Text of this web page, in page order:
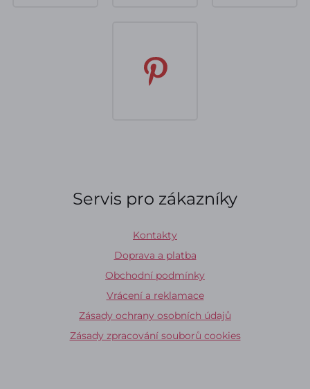
Servis pro zákazníky
Kontakty
Doprava a platba
Obchodní podmínky
Vrácení a reklamace
Zásady ochrany osobních údajů
Zásady zpracování souborů cookies